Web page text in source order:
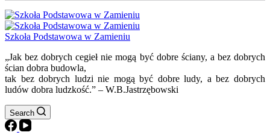
Szkoła Podstawowa w Zamieniu
„Jak bez dobrych cegieł nie mogą być dobre ściany, a bez dobrych
ścian dobra budowla,
tak bez dobrych ludzi nie mogą być dobre ludy, a bez dobrych
ludów dobra ludzkość.” – W.B.Jastrzębowski
Search